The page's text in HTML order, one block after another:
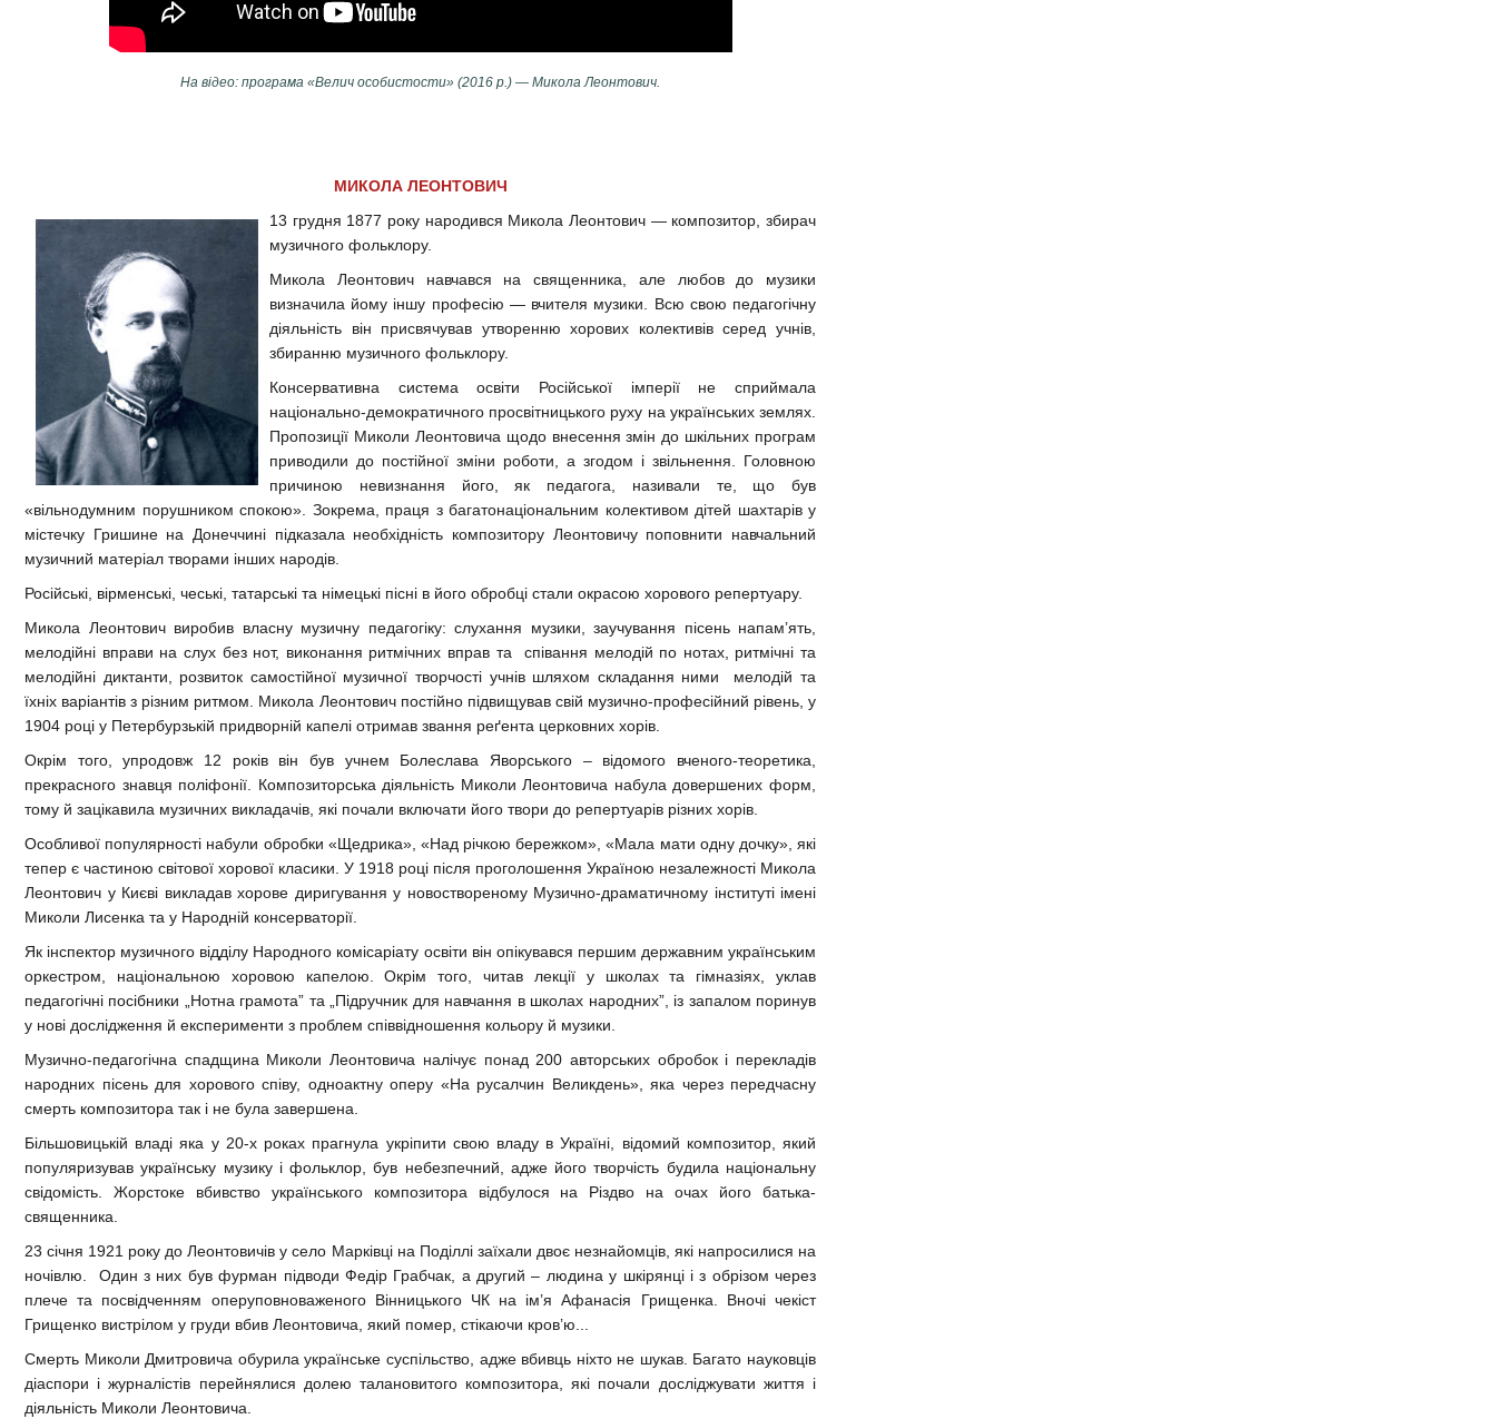
На відео: програма «Велич особистости» (2016 р.) — Микола Леонтович.
МИКОЛА ЛЕОНТОВИЧ
13 грудня 1877 року народився Микола Леонтович — композитор, збирач
музичного фольклору.
Микола Леонтович навчався на священника, але любов до музики
визначила йому іншу професію — вчителя музики. Всю свою педагогічну
діяльність він присвячував утворенню хорових колективів серед учнів,
збиранню музичного фольклору.
Консервативна система освіти Російської імперії не сприймала
національно-демократичного просвітницького руху на українських землях.
Пропозиції Миколи Леонтовича щодо внесення змін до шкільних програм
приводили до постійної зміни роботи, а згодом і звільнення. Головною
причиною невизнання його, як педагога, називали те, що був
«вільнодумним порушником спокою». Зокрема, праця з багатонаціональним колективом дітей шахтарів у
містечку Гришине на Донеччині підказала необхідність композитору Леонтовичу поповнити навчальний
музичний матеріал творами інших народів.
Російські, вірменські, чеські, татарські та німецькі пісні в його обробці стали окрасою хорового репертуару.
Микола Леонтович виробив власну музичну педагогіку: слухання музики, заучування пісень напам’ять,
мелодійні вправи на слух без нот, виконання ритмічних вправ та співання мелодій по нотах, ритмічні та
мелодійні диктанти, розвиток самостійної музичної творчості учнів шляхом складання ними мелодій та
їхніх варіантів з різним ритмом. Микола Леонтович постійно підвищував свій музично-професійний рівень, у
1904 році у Петербурзькій придворній капелі отримав звання реґента церковних хорів.
Окрім того, упродовж 12 років він був учнем Болеслава Яворського – відомого вченого-теоретика,
прекрасного знавця поліфонії. Композиторська діяльність Миколи Леонтовича набула довершених форм,
тому й зацікавила музичних викладачів, які почали включати його твори до репертуарів різних хорів.
Особливої популярності набули обробки «Щедрика», «Над річкою бережком», «Мала мати одну дочку», які
тепер є частиною світової хорової класики. У 1918 році після проголошення Україною незалежності Микола
Леонтович у Києві викладав хорове диригування у новоствореному Музично-драматичному інституті імені
Миколи Лисенка та у Народній консерваторії.
Як інспектор музичного відділу Народного комісаріату освіти він опікувався першим державним українським
оркестром, національною хоровою капелою. Окрім того, читав лекції у школах та гімназіях, уклав
педагогічні посібники „Нотна грамота” та „Підручник для навчання в школах народних”, із запалом поринув
у нові дослідження й експерименти з проблем співвідношення кольору й музики.
Музично-педагогічна спадщина Миколи Леонтовича налічує понад 200 авторських обробок і перекладів
народних пісень для хорового співу, одноактну оперу «На русалчин Великдень», яка через передчасну
смерть композитора так і не була завершена.
Більшовицькій владі яка у 20-х роках прагнула укріпити свою владу в Україні, відомий композитор, який
популяризував українську музику і фольклор, був небезпечний, адже його творчість будила національну
свідомість. Жорстоке вбивство українського композитора відбулося на Різдво на очах його батька-
священника.
23 січня 1921 року до Леонтовичів у село Марківці на Поділлі заїхали двоє незнайомців, які напросилися на
ночівлю. Один з них був фурман підводи Федір Грабчак, а другий – людина у шкірянці і з обрізом через
плече та посвідченням оперуповноваженого Вінницького ЧК на ім’я Афанасія Грищенка. Вночі чекіст
Грищенко вистрілом у груди вбив Леонтовича, який помер, стікаючи кров’ю...
Смерть Миколи Дмитровича обурила українське суспільство, адже вбивць ніхто не шукав. Багато науковців
діаспори і журналістів перейнялися долею талановитого композитора, які почали досліджувати життя і
діяльність Миколи Леонтовича.